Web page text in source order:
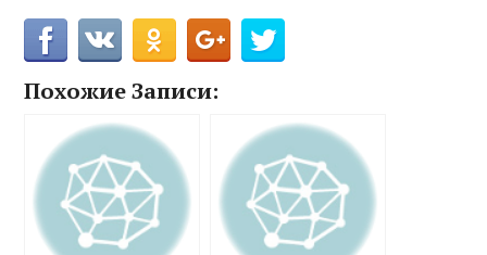
Похожие Записи: